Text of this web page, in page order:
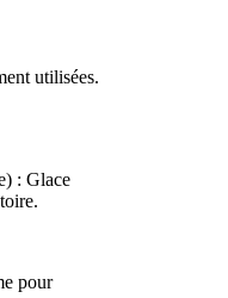
utilisées.
: Glace
pour